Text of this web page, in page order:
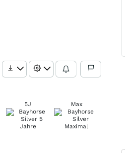
5J Max